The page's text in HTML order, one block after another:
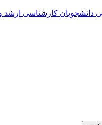
دانشجویان کارشناسی ارشد و